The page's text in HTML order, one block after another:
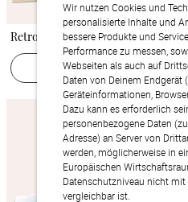
Wir nutzen Cookies und
personalisierte Inhalte und
bessere Produkte und
Performance zu messen,
Webseiten als auch auf
Daten von Deinem Endgerät
Geräteinformationen,
Dazu kann es erforderlich
personenbezogene Daten
Adresse) an Server von
werden, möglicherweise in
Europäischen
Datenschutzniveau nicht
vergleichbar ist.
Retrofeier 70
Jetzt gestalten